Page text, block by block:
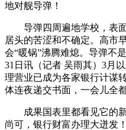
地对舰导弹！
导弹四周遍地学校，表面
居头的苦涩和不确定。高市
会“暖锅”沸腾难熄。导弹不
31日讯（记者 吴雨其）3月
理营业已成为各家银行计谋
体连夜递交书面，一会儿全都
成果国表里都看见它的新
尚可，银行财富办理大迸发